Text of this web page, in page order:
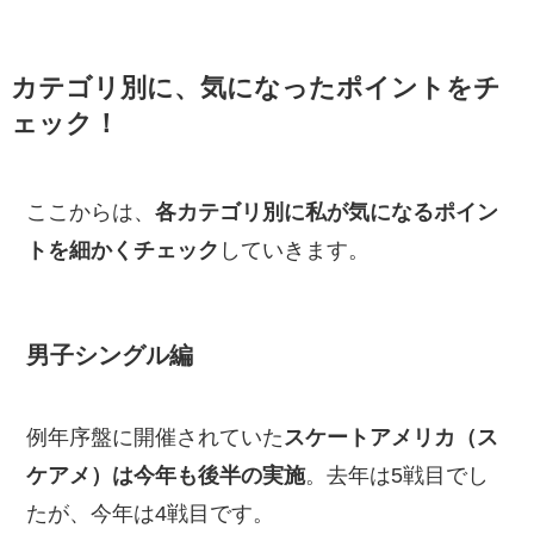
カテゴリ別に、気になったポイントをチ
ェック！
ここからは、各カテゴリ別に私が気になるポイン
トを細かくチェック していきます。
男子シングル編
例年序盤に開催されていたスケートアメリカ（ス
ケアメ）は今年も後半の実施。去年は5戦目でし
たが、今年は4戦目です。